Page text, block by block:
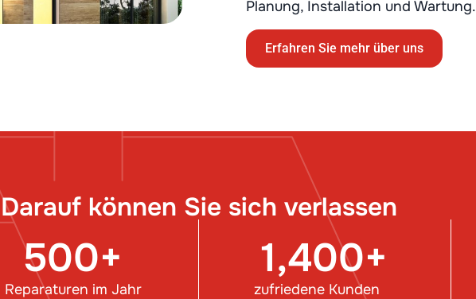
Planung, Installation und Wartung.
Erfahren Sie mehr über uns
Darauf können Sie sich verlassen
Reparaturen im Jahr
500+
zufriedene Kunden
1,400+